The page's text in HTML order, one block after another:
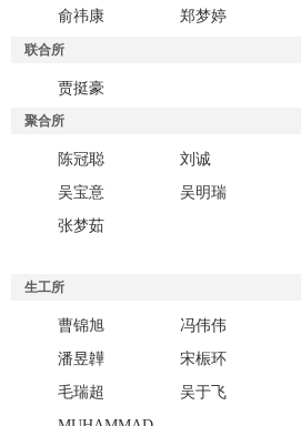
俞祎康
郑梦婷
联合所
贾挺豪
聚合所
陈冠聪 刘诚
吴宝意
吴明瑞
张梦茹
生工所
曹锦旭 冯伟伟
潘昱韡
宋桭环
毛瑞超
吴于飞